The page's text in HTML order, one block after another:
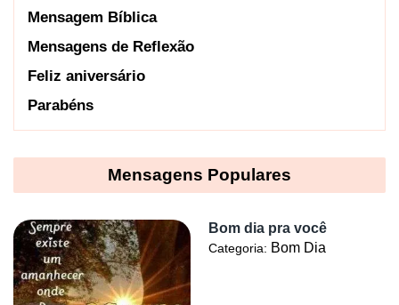
Mensagem Bíblica
Mensagens de Reflexão
Feliz aniversário
Parabéns
Mensagens Populares
Bom dia pra você
Categoria: Bom Dia